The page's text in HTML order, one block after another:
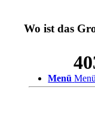
Menü Menü
Wo ist das